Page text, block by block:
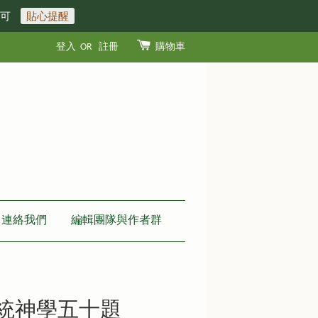
貼心提醒
登入 OR 註冊 購物車
連絡我們 編輯團隊與作者群
神學五十題